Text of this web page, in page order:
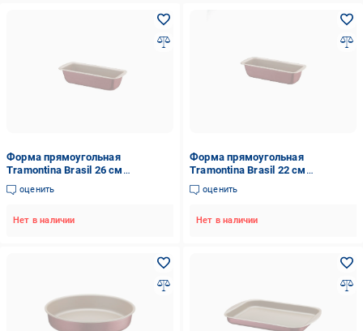
Форма прямоугольная
Tramontina Brasil 26 см
(12115763)
оценить
Нет в наличии
Форма прямоугольная
Tramontina Brasil 22 см
(12115749)
оценить
Нет в наличии